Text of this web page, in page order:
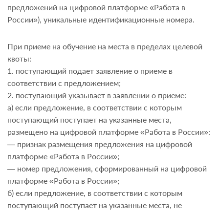
предложений на цифровой платформе «Работа в
России»), уникальные идентификационные номера.
При приеме на обучение на места в пределах целевой
квоты:
1. поступающий подает заявление о приеме в
соответствии с предложением;
2. поступающий указывает в заявлении о приеме:
а) если предложение, в соответствии с которым
поступающий поступает на указанные места,
размещено на цифровой платформе «Работа в России»:
— признак размещения предложения на цифровой
платформе «Работа в России»;
— номер предложения, сформированный на цифровой
платформе «Работа в России»;
б) если предложение, в соответствии с которым
поступающий поступает на указанные места, не